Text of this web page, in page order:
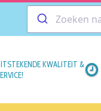
KWALITEIT &